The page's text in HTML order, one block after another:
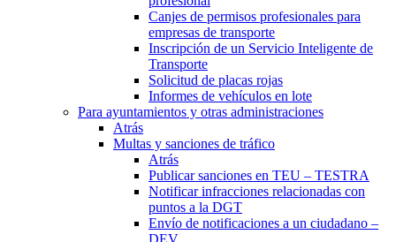
Canjes de permisos profesionales para
empresas de transporte
Inscripción de un Servicio Inteligente de
Transporte
Solicitud de placas rojas
Informes de vehículos en lote
Para ayuntamientos y otras administraciones
Atrás
Multas y sanciones de tráfico
Atrás
Publicar sanciones en TEU – TESTRA
Notificar infracciones relacionadas con
puntos a la DGT
Envío de notificaciones a un ciudadano –